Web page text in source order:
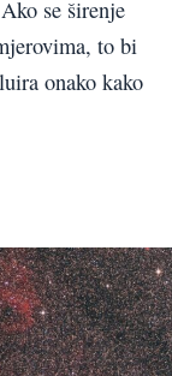
se širenje
to bi
onako kako